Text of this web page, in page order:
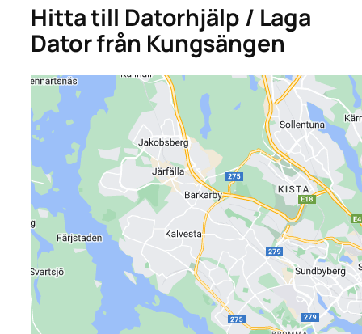
Hitta till Datorhjälp / Laga
Dator från Kungsängen